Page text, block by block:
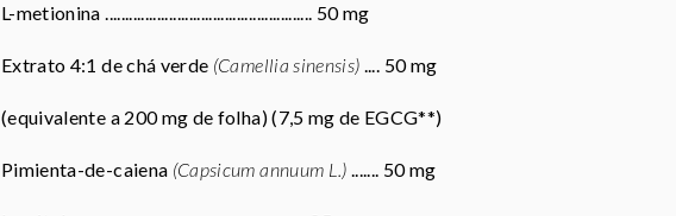
L-metionina .................................................... 50 mg
Extrato 4:1 de chá verde (Camellia sinensis) .... 50 mg
(equivalente a 200 mg de folha) (7,5 mg de EGCG**)
Pimienta-de-caiena (Capsicum annuum L.)....... 50 mg